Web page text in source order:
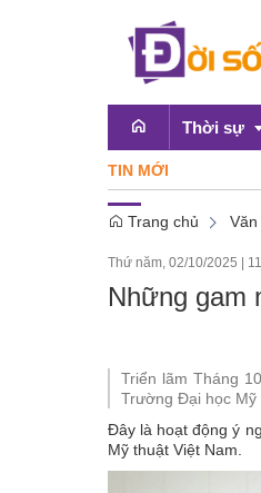
Thời sự
Emagazine
TIN MỚI
Trang chủ Văn
Thứ năm, 02/10/2025
Những gam
Triển lãm Tháng
Trường Đại học Mỹ
Đây là hoạt động ý
Mỹ thuật Việt Nam.